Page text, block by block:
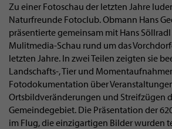
Zu einer Fotoschau der letzten Jahre
Naturfreunde Fotoclub. Obmann Hans
präsentierte gemeinsam mit Hans
Mulitmedia-Schau rund um das
letzten Jahre. In zwei Teilen zeigten sie
Landschafts-, Tier und
Fotodokumentation über
Ortsbildveränderungen und Streifzügen
Gemeindegebiet. Die Präsentation der
im Flug, die einzigartigen Bilder wurden